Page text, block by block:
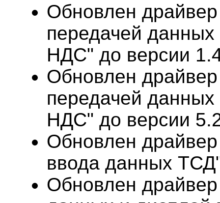
Обновлен
передачей
НДС" до версии
Обновлен
передачей
НДС" до версии
Обновлен
ввода данных
Обновлен